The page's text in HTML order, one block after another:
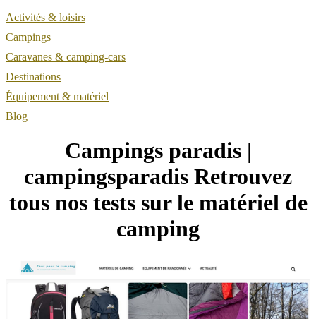
Activités & loisirs
Campings
Caravanes & camping-cars
Destinations
Équipement & matériel
Blog
Campings paradis |
campingsparadis Retrouvez
tous nos tests sur le matériel de
camping